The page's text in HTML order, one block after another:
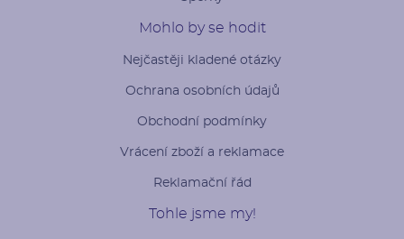
Mohlo by se hodit
Nejčastěji kladené otázky
Ochrana osobních údajů
Obchodní podmínky
Vrácení zboží a reklamace
Reklamační řád
Tohle jsme my!